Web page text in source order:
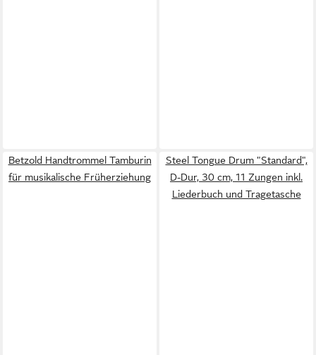
Betzold Handtrommel Tamburin
für musikalische Früherziehung
Steel Tongue Drum "Standard",
D-Dur, 30 cm, 11 Zungen inkl.
Liederbuch und Tragetasche